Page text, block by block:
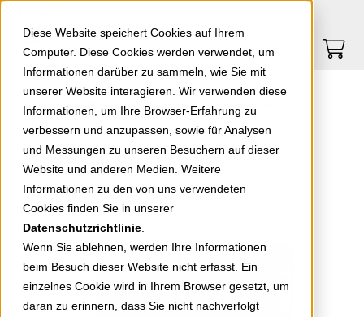
Diese Website speichert Cookies auf Ihrem
Computer. Diese Cookies werden verwendet, um
Informationen darüber zu sammeln, wie Sie mit
unserer Website interagieren. Wir verwenden diese
Informationen, um Ihre Browser-Erfahrung zu
verbessern und anzupassen, sowie für Analysen
und Messungen zu unseren Besuchern auf dieser
Website und anderen Medien. Weitere
Informationen zu den von uns verwendeten
Cookies finden Sie in unserer
Datenschutzrichtlinie
Wenn Sie ablehnen, werden Ihre Informationen
beim Besuch dieser Website nicht erfasst. Ein
einzelnes Cookie wird in Ihrem Browser gesetzt, um
daran zu erinnern, dass Sie nicht nachverfolgt
Springe zu Hauptinhalt Springe zum Footer
0
zurück zur Übersicht